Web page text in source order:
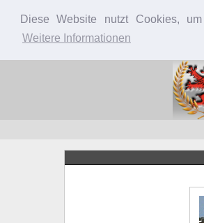
Diese Website nutzt Cookies,
Weitere Informationen